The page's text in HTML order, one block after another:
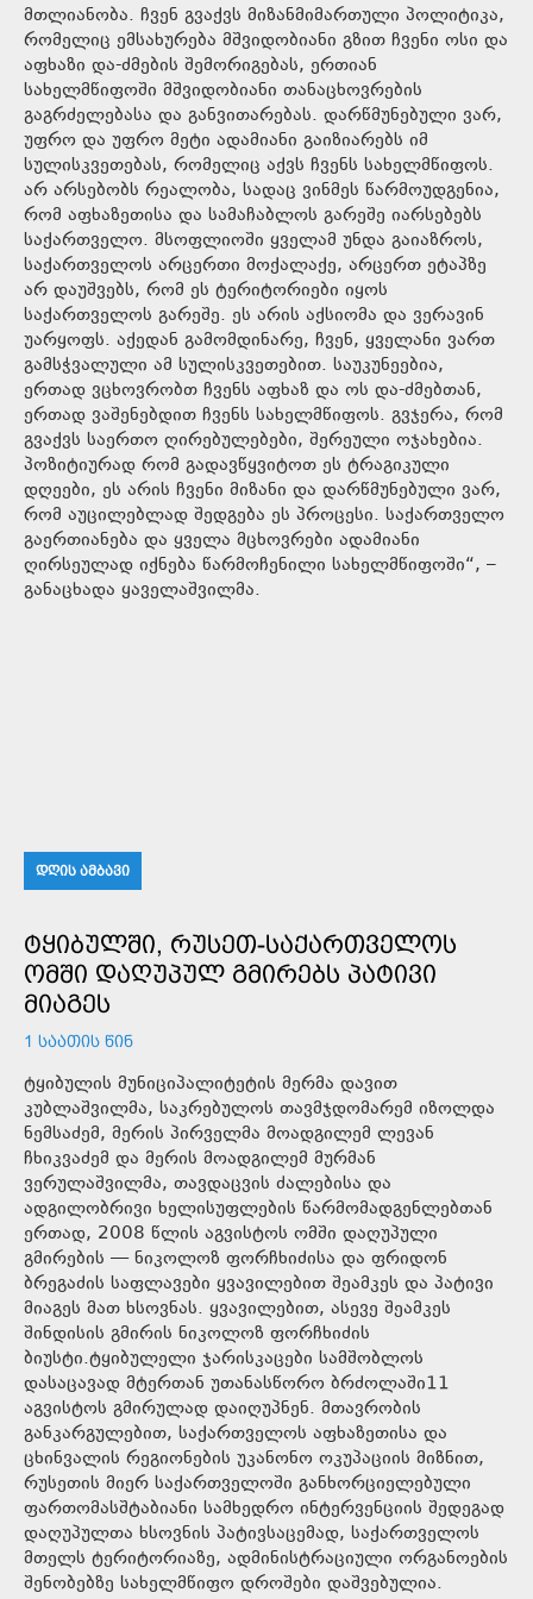
მთლიანობა. ჩვენ გვაქვს მიზანმიმართული პოლიტიკა,
რომელიც ემსახურება მშვიდობიანი გზით ჩვენი ოსი და
აფხაზი და-ძმების შემორიგებას, ერთიან
სახელმწიფოში მშვიდობიანი თანაცხოვრების
გაგრძელებასა და განვითარებას. დარწმუნებული ვარ,
უფრო და უფრო მეტი ადამიანი გაიზიარებს იმ
სულისკვეთებას, რომელიც აქვს ჩვენს სახელმწიფოს.
არ არსებობს რეალობა, სადაც ვინმეს წარმოუდგენია,
რომ აფხაზეთისა და სამაჩაბლოს გარეშე იარსებებს
საქართველო. მსოფლიოში ყველამ უნდა გაიაზროს,
საქართველოს არცერთი მოქალაქე, არცერთ ეტაპზე
არ დაუშვებს, რომ ეს ტერიტორიები იყოს
საქართველოს გარეშე. ეს არის აქსიომა და ვერავინ
უარყოფს. აქედან გამომდინარე, ჩვენ, ყველანი ვართ
გამსჭვალული ამ სულისკვეთებით. საუკუნეებია,
ერთად ვცხოვრობთ ჩვენს აფხაზ და ოს და-ძმებთან,
ერთად ვაშენებდით ჩვენს სახელმწიფოს. გვჯერა, რომ
გვაქვს საერთო ღირებულებები, შერეული ოჯახებია.
პოზიტიურად რომ გადავწყვიტოთ ეს ტრაგიკული
დღეები, ეს არის ჩვენი მიზანი და დარწმუნებული ვარ,
რომ აუცილებლად შედგება ეს პროცესი. საქართველო
გაერთიანება და ყველა მცხოვრები ადამიანი
ღირსეულად იქნება წარმოჩენილი სახელმწიფოში“, –
განაცხადა ყაველაშვილმა.
ᲓᲦᲘᲡ ᲐᲛᲑᲐᲕᲘ
ᲢᲧᲘᲑᲣᲚᲨᲘ, ᲠᲣᲡᲔᲗ-ᲡᲐᲥᲐᲠᲗᲕᲔᲚᲝᲡ
ᲝᲛᲨᲘ ᲓᲐᲦᲣᲞᲣᲚ ᲒᲛᲘᲠᲔᲑᲡ ᲞᲐᲢᲘᲕᲘ
ᲛᲘᲐᲒᲔᲡ
1 ᲡᲐᲐᲗᲘᲡ ᲬᲘᲜ
ტყიბულის მუნიციპალიტეტის მერმა დავით
კუბლაშვილმა, საკრებულოს თავმჯდომარემ იზოლდა
ნემსაძემ, მერის პირველმა მოადგილემ ლევან
ჩხიკვაძემ და მერის მოადგილემ მურმან
ვერულაშვილმა, თავდაცვის ძალებისა და
ადგილობრივი ხელისუფლების წარმომადგენლებთან
ერთად, 2008 წლის აგვისტოს ომში დაღუპული
გმირების — ნიკოლოზ ფორჩხიძისა და ფრიდონ
ბრეგაძის საფლავები ყვავილებით შეამკეს და პატივი
მიაგეს მათ ხსოვნას. ყვავილებით, ასევე შეამკეს
შინდისის გმირის ნიკოლოზ ფორჩხიძის
ბიუსტი.ტყიბულელი ჯარისკაცები სამშობლოს
დასაცავად მტერთან უთანასწორო ბრძოლაში11
აგვისტოს გმირულად დაიღუპნენ. მთავრობის
განკარგულებით, საქართველოს აფხაზეთისა და
ცხინვალის რეგიონების უკანონო ოკუპაციის მიზნით,
რუსეთის მიერ საქართველოში განხორციელებული
ფართომასშტაბიანი სამხედრო ინტერვენციის შედეგად
დაღუპულთა ხსოვნის პატივსაცემად, საქართველოს
მთელს ტერიტორიაზე, ადმინისტრაციული ორგანოების
შენობებზე სახელმწიფო დროშები დაშვებულია.